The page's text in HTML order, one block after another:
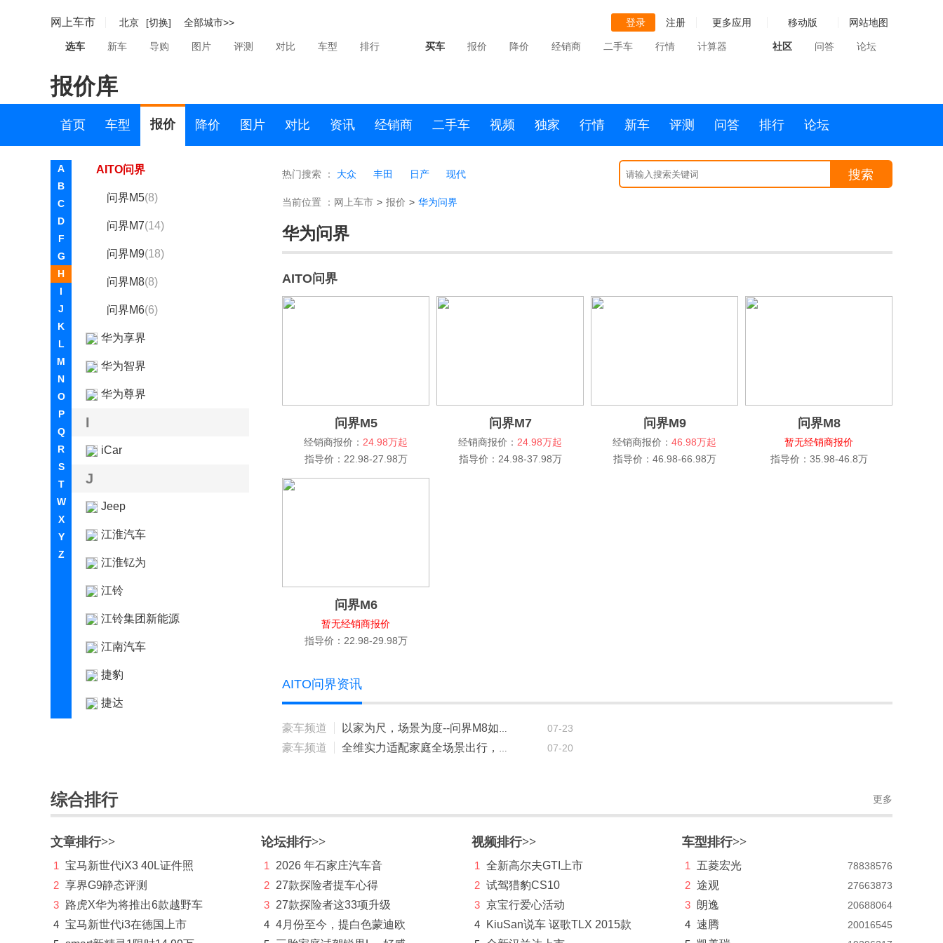
网上车市 北京 [切换] 全部城市>> 登录 注册 更多应用 移动版 网站地图
选车 新车 导购 图片 评测 对比 车型 排行 买车 报价 降价 经销商 二手车 行情 计算器 社区 问答 论坛
报价库
首页 车型 报价 降价 图片 对比 资讯 经销商 二手车 视频 独家 行情 新车 评测 问答 排行 论坛
A
B
C
D
F
G
H
I
J
K
L
M
N
O
P
Q
R
S
T
W
X
Y
Z
红旗
华晨新日
AITO问界
问界M5(8)
问界M7(14)
问界M9(18)
问界M8(8)
问界M6(6)
华为享界
华为智界
华为尊界
I
iCar
J
Jeep
江淮汽车
江淮钇为
江铃
江铃集团新能源
江南汽车
捷豹
捷达
吉利
吉利几何
吉利银河
金杯
极石
热门搜索 ： 大众 丰田 日产 现代 搜索
当前位置 ： 网上车市 > 报价 > 华为问界
华为问界
AITO问界
问界M5
经销商报价： 24.98万起
指导价：22.98-27.98万
问界M7
经销商报价： 24.98万起
指导价：24.98-37.98万
问界M9
经销商报价： 46.98万起
指导价：46.98-66.98万
问界M8
暂无经销商报价
指导价：35.98-46.8万
问界M6
暂无经销商报价
指导价：22.98-29.98万
AITO问界资讯
豪车频道 以家为尺，场景为度--问界M8如何成为40万级家庭品质首选？ 07-23
豪车频道 全维实力适配家庭全场景出行，问界M8成为40万级品质家用首选 07-20
综合排行 更多
文章排行>>
1
宝马新世代iX3 40L证件照
2 享界G9静态评测
3 路虎X华为将推出6款越野车
4 宝马新世代i3在德国上市
论坛排行>>
1
2026 年石家庄汽车音
2 27款探险者提车心得
3 27款探险者这33项升级
4 4月份至今，提白色蒙迪欧
视频排行>>
1
全新高尔夫GTI上市
2 试驾猎豹CS10
3 京宝行爱心活动
4
KiuSan说车 讴歌TLX 2015款
车型排行>>
1 五菱宏光 78838576
2 途观 27663873
3 朗逸 20688064
4 速腾 20016545